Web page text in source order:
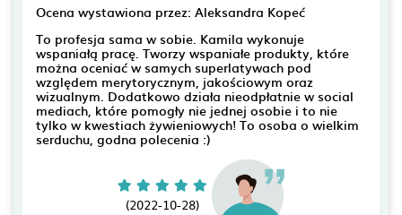
Ocena wystawiona przez: Aleksandra Kopeć
To profesja sama w sobie. Kamila wykonuje
wspaniałą pracę. Tworzy wspaniałe produkty, które
można oceniać w samych superlatywach pod
względem merytorycznym, jakościowym oraz
wizualnym. Dodatkowo działa nieodpłatnie w social
mediach, które pomogły nie jednej osobie i to nie
tylko w kwestiach żywieniowych! To osoba o wielkim
serduchu, godna polecenia :)
(2022-10-28)